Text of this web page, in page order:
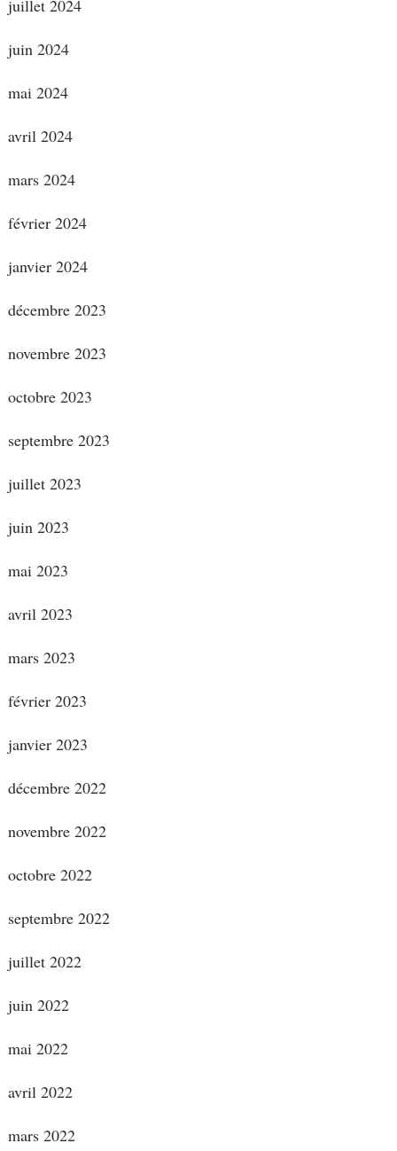
juillet 2024
juin 2024
mai 2024
avril 2024
mars 2024
février 2024
janvier 2024
décembre 2023
novembre 2023
octobre 2023
septembre 2023
juillet 2023
juin 2023
mai 2023
avril 2023
mars 2023
février 2023
janvier 2023
décembre 2022
novembre 2022
octobre 2022
septembre 2022
juillet 2022
juin 2022
mai 2022
avril 2022
mars 2022